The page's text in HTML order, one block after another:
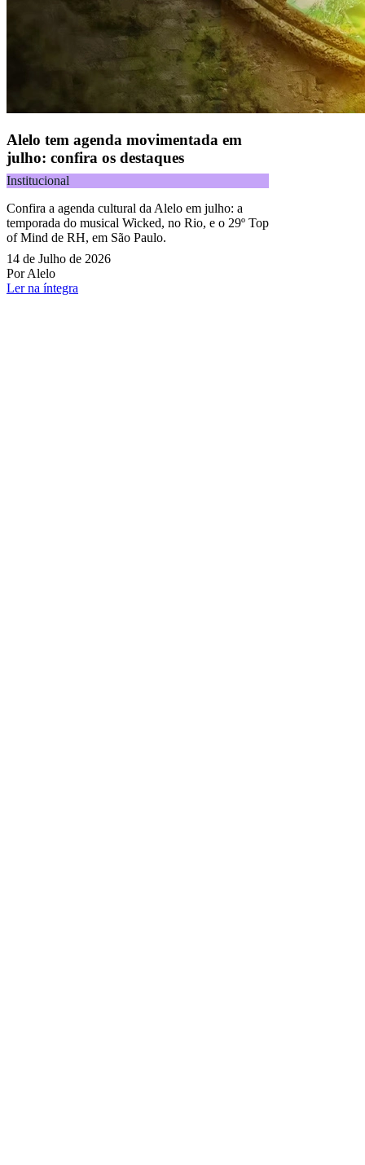
Alelo tem agenda movimentada em
julho: confira os destaques
Institucional
Confira a agenda cultural da Alelo em julho: a
temporada do musical Wicked, no Rio, e o 29º Top
of Mind de RH, em São Paulo.
14 de Julho de 2026
Por Alelo
Ler na íntegra